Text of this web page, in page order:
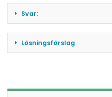
Svar:
Lösningsförslag
följande sätt:
4
5